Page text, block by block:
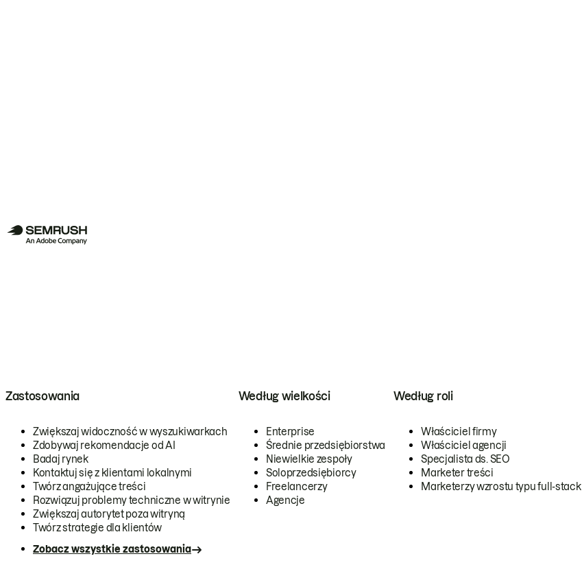
Zastosowania
Zwiększaj widoczność w wyszukiwarkach
Zdobywaj rekomendacje od AI
Badaj rynek
Kontaktuj się z klientami lokalnymi
Twórz angażujące treści
Rozwiązuj problemy techniczne w witrynie
Zwiększaj autorytet poza witryną
Twórz strategie dla klientów
Zobacz wszystkie zastosowania
Według wielkości
Enterprise
Średnie przedsiębiorstwa
Niewielkie zespoły
Soloprzedsiębiorcy
Freelancerzy
Agencje
Według roli
Właściciel firmy
Właściciel agencji
Specjalista ds. SEO
Marketer treści
Marketerzy wzrostu typu full-stack